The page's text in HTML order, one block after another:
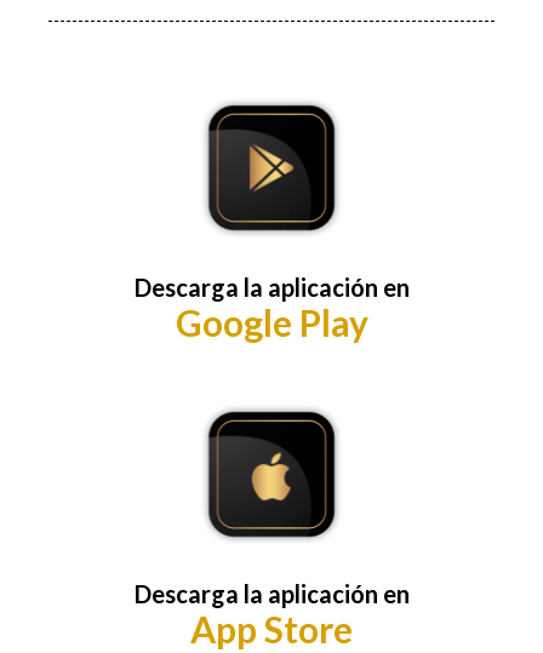
Descarga la aplicación en
Google Play
Descarga la aplicación en
App Store